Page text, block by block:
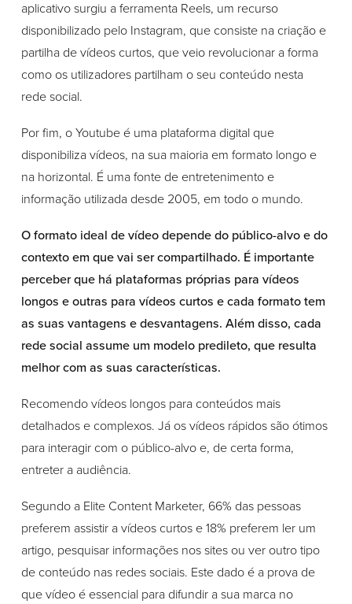
aplicativo surgiu a ferramenta Reels, um recurso
disponibilizado pelo Instagram, que consiste na criação e
partilha de vídeos curtos, que veio revolucionar a forma
como os utilizadores partilham o seu conteúdo nesta
rede social.
Por fim, o Youtube é uma plataforma digital que
disponibiliza vídeos, na sua maioria em formato longo e
na horizontal. É uma fonte de entretenimento e
informação utilizada desde 2005, em todo o mundo.
O formato ideal de vídeo depende do público-alvo e do
contexto em que vai ser compartilhado. É importante
perceber que há plataformas próprias para vídeos
longos e outras para vídeos curtos e cada formato tem
as suas vantagens e desvantagens. Além disso, cada
rede social assume um modelo predileto, que resulta
melhor com as suas características.
Recomendo vídeos longos para conteúdos mais
detalhados e complexos. Já os vídeos rápidos são ótimos
para interagir com o público-alvo e, de certa forma,
entreter a audiência.
Segundo a Elite Content Marketer, 66% das pessoas
preferem assistir a vídeos curtos e 18% preferem ler um
artigo, pesquisar informações nos sites ou ver outro tipo
de conteúdo nas redes sociais. Este dado é a prova de
que vídeo é essencial para difundir a sua marca no